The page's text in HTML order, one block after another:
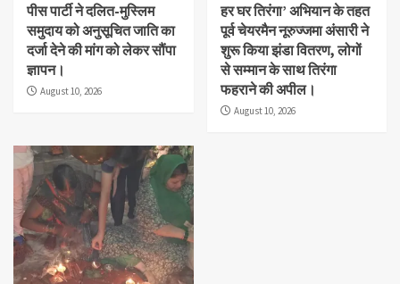
पीस पार्टी ने दलित-मुस्लिम
समुदाय को अनुसूचित जाति का
दर्जा देने की मांग को लेकर सौंपा
ज्ञापन।
August 10, 2026
हर घर तिरंगा’ अभियान के तहत
पूर्व चेयरमैन नूरुज्जमा अंसारी ने
शुरू किया झंडा वितरण, लोगों
से सम्मान के साथ तिरंगा
फहराने की अपील।
August 10, 2026